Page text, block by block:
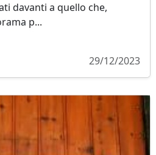
davanti a quello che,
p...
29/12/2023